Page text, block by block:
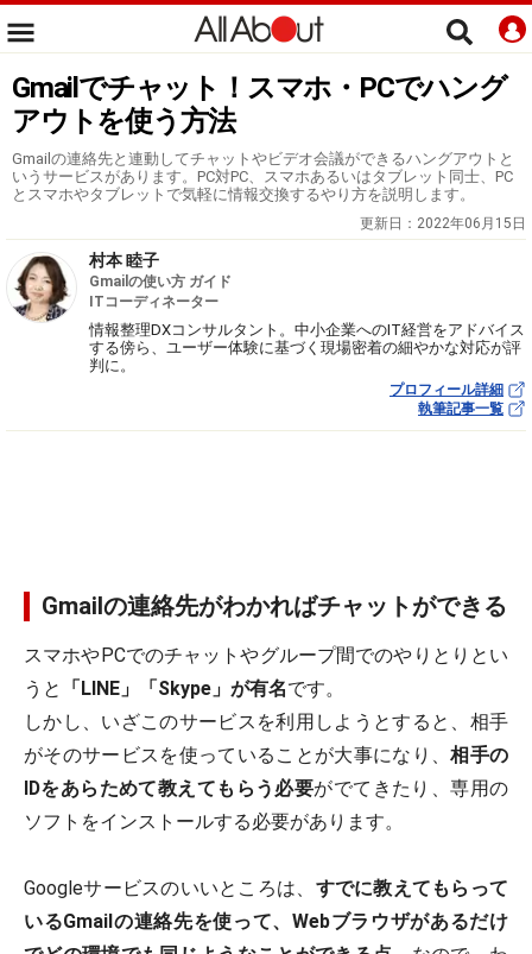
Gmailでチャット！スマホ・PCでハング
アウトを使う方法
Gmailの連絡先と連動してチャットやビデオ会議ができるハングアウトと
いうサービスがあります。PC対PC、スマホあるいはタブレット同士、PC
とスマホやタブレットで気軽に情報交換するやり方を説明します。
更新日： 2022年06月15日
村本 睦子
Gmailの使い方 ガイド
ITコーディネーター
情報整理DXコンサルタント。中小企業へのIT経営をアドバイス
する傍ら、ユーザー体験に基づく現場密着の細やかな対応が評
判に。
プロフィール詳細
執筆記事一覧
Gmailの連絡先がわかればチャットができる
スマホやPCでのチャットやグループ間でのやりとりとい
うと
「LINE」「Skype」が有名です。
しかし、いざこのサービスを利用しようとすると、相手
がそのサービスを使っていることが大事になり、相手の
IDをあらためて教えてもらう必要がでてきたり、専用の
ソフトをインストールする必要があります。
Googleサービスのいいところは、 すでに教えてもらって
いるGmailの連絡先を使って、Webブラウザがあるだけ